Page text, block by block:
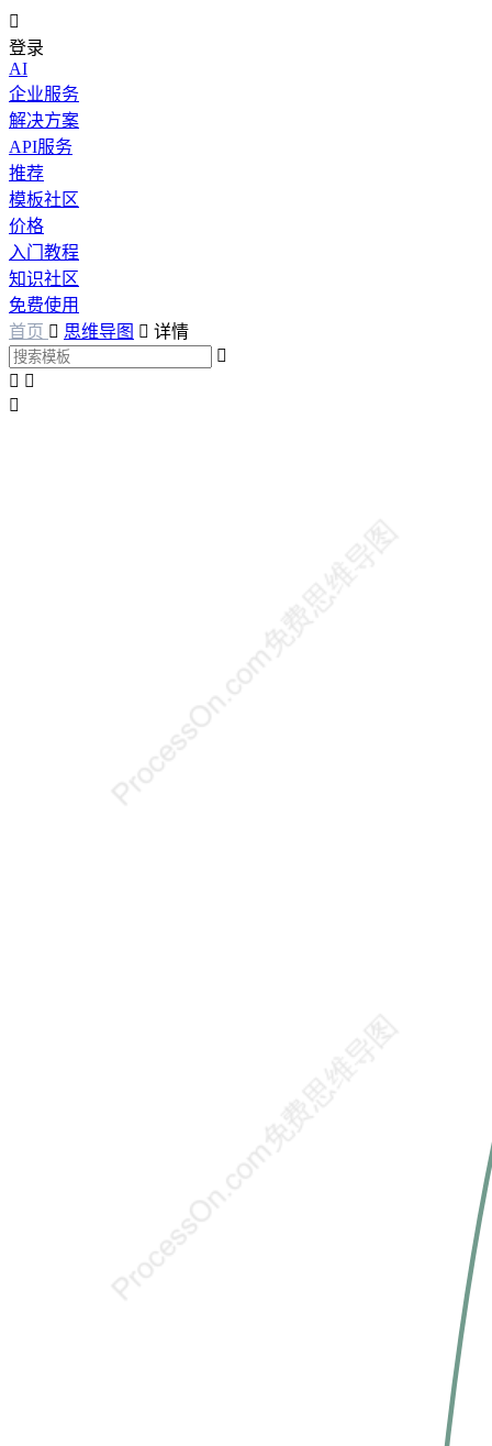

登录
AI
企业服务
解决方案
API服务
推荐
模板社区
价格
入门教程
知识社区
免费使用
首页  思维导图  详情

 
